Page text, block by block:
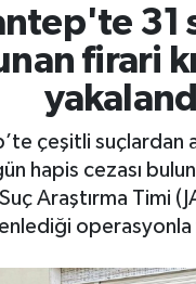
31
firari
çeşitli suçlardan
hapis cezası
Araştırma Timi
operasyonla
son dakika
Sanat
ve Fikstür
Haberleri